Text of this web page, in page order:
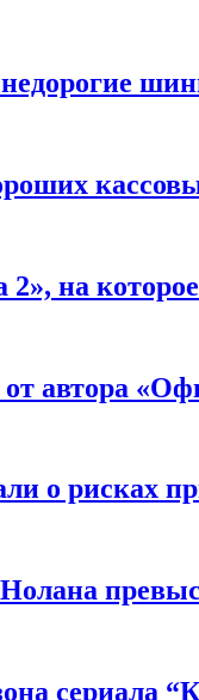
на
автора
о рисках
сериала